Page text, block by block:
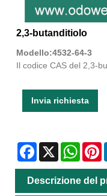
2,3-butanditiolo
Modello:4532-64-3
Il codice CAS del 2,3-
Invia richiesta
Facebook
X
Descrizione del